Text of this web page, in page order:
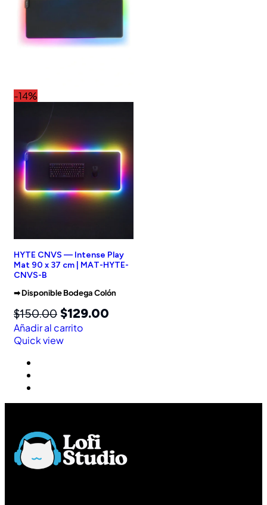
-14%
HYTE CNVS — Intense Play
Mat 90 x 37 cm | MAT-HYTE-
CNVS-B
➡︎ Disponible Bodega Colón
$150.00 $129.00
Añadir al carrito
Quick view